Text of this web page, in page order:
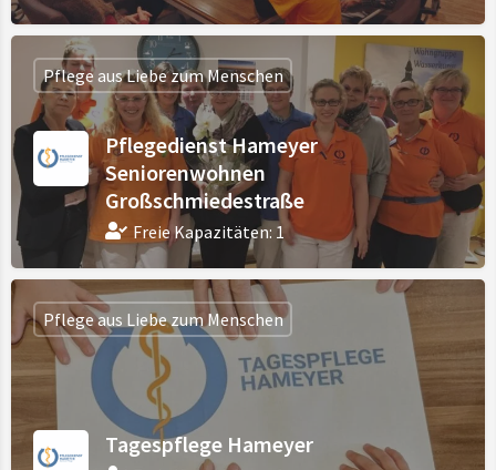
Pflegedienst Hameyer
Seniorenwohnen
Großschmiedestraße
Freie Kapazitäten: 1
Pflege aus Liebe zum Menschen
Tagespflege Hameyer
Pflege aus Liebe zum Menschen